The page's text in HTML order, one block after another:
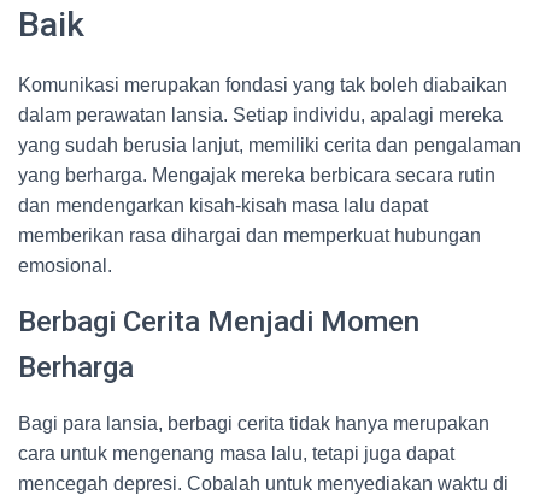
Baik
Komunikasi merupakan fondasi yang tak boleh diabaikan
dalam perawatan lansia. Setiap individu, apalagi mereka
yang sudah berusia lanjut, memiliki cerita dan pengalaman
yang berharga. Mengajak mereka berbicara secara rutin
dan mendengarkan kisah-kisah masa lalu dapat
memberikan rasa dihargai dan memperkuat hubungan
emosional.
Berbagi Cerita Menjadi Momen
Berharga
Bagi para lansia, berbagi cerita tidak hanya merupakan
cara untuk mengenang masa lalu, tetapi juga dapat
mencegah depresi. Cobalah untuk menyediakan waktu di